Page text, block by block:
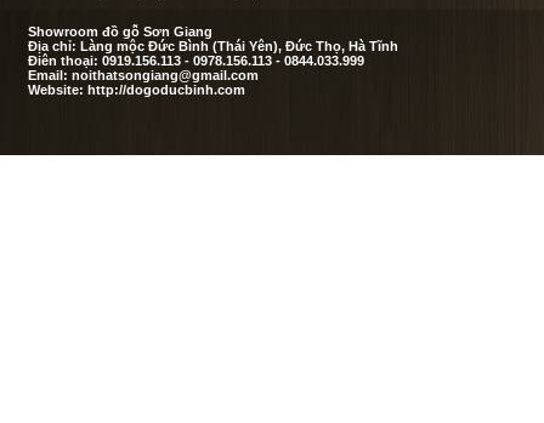
Showroom đồ gỗ Sơn Giang
Địa chỉ: Làng mộc Đức Bình (Thái Yên), Đức Thọ, Hà Tĩnh
Điên thoại: 0919.156.113 - 0978.156.113 - 0844.033.999
Email: noithatsongiang@gmail.com
Website: http://dogoducbinh.com